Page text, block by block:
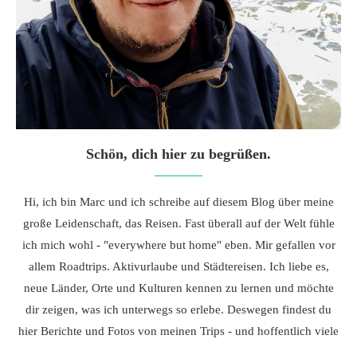
Schön, dich hier zu begrüßen.
Hi, ich bin Marc und ich schreibe auf diesem Blog über meine
große Leidenschaft, das Reisen. Fast überall auf der Welt fühle
ich mich wohl - "everywhere but home" eben. Mir gefallen vor
allem Roadtrips. Aktivurlaube und Städtereisen. Ich liebe es,
neue Länder, Orte und Kulturen kennen zu lernen und möchte
dir zeigen, was ich unterwegs so erlebe. Deswegen findest du
hier Berichte und Fotos von meinen Trips - und hoffentlich viele